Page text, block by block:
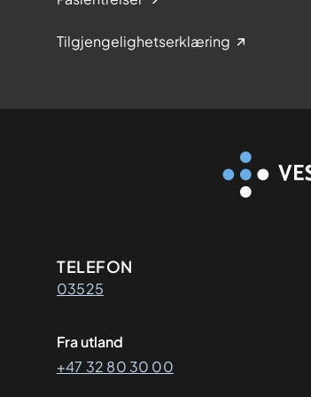
Tilgjengelighetserklæring
Kontaktinformasjon
TELEFON
03525
Fra utland
+47 32 80 30 00